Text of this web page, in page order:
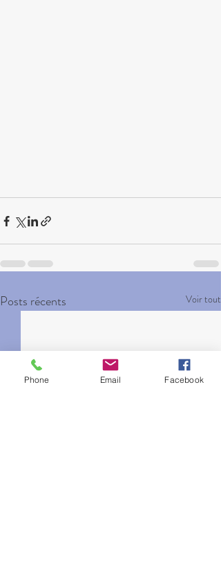
Posts récents Voir tout
Phone Email Facebook